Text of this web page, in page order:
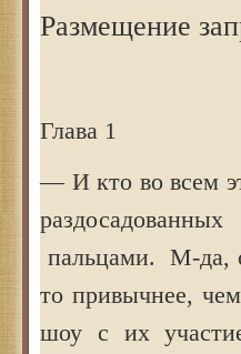
Размещение
Глава 1
— И кто во всем
пальцами. М-да,
то привычнее,
шоу с их